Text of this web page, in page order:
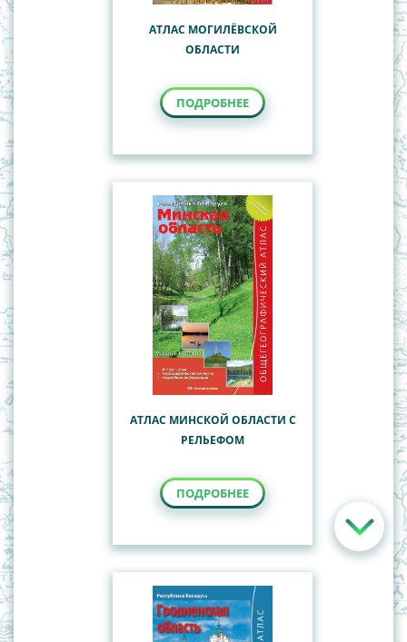
АТЛАС МОГИЛЁВСКОЙ
ОБЛАСТИ
ПОДРОБНЕЕ
АТЛАС МИНСКОЙ ОБЛАСТИ С
РЕЛЬЕФОМ
ПОДРОБНЕЕ